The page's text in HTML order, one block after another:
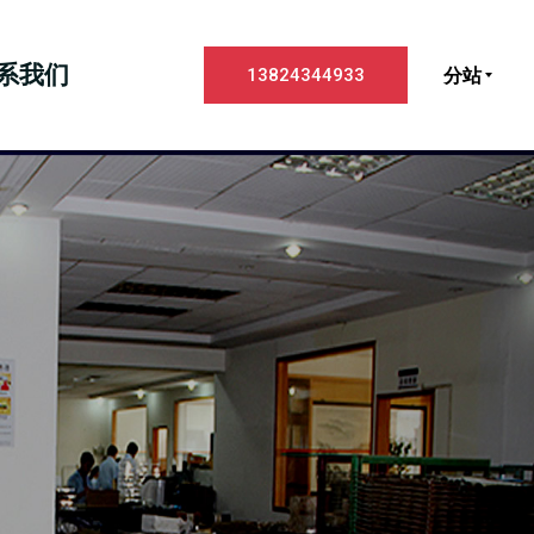
我们 13824344933 分站